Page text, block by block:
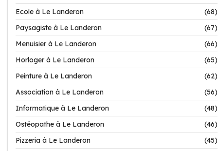
Ecole à Le Landeron
(68)
Paysagiste à Le Landeron
(67)
Menuisier à Le Landeron
(66)
Horloger à Le Landeron
(65)
Peinture à Le Landeron
(62)
Association à Le Landeron
(56)
Informatique à Le Landeron
(48)
Ostéopathe à Le Landeron
(46)
Pizzeria à Le Landeron
(45)